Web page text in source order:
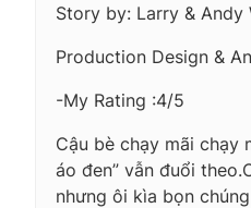
Story by: Larry & Andy
Production Design &
-My Rating :4/5
Cậu bè chạy mãi chạy
áo đen” vẫn đuổi
nhưng ôi kìa bọn